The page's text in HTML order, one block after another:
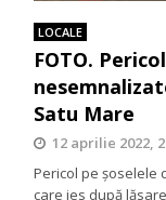
LOCALE
FOTO.
Satu Mare
12 aprilie 2022,
Pericol pe șoselele
care ies după